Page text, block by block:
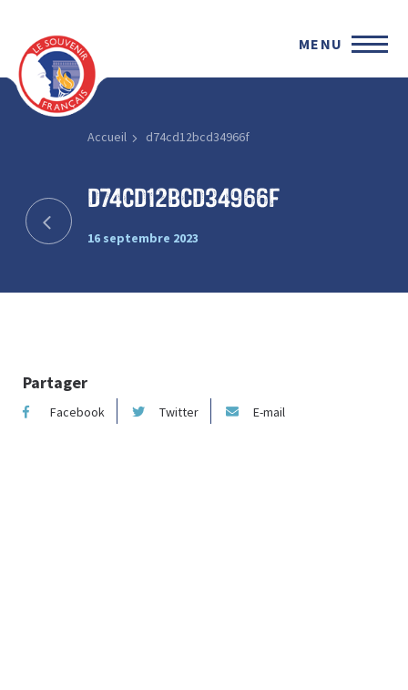
MENU
Accueil d74cd12bcd34966f
d74cd12bcd34966f
16 septembre 2023
Partager
Facebook Twitter E-mail